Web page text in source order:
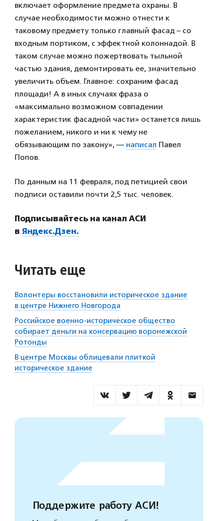
включает оформление предмета охраны. В
случае необходимости можно отнести к
таковому предмету только главный фасад – со
входным портиком, с эффектной колоннадой. В
таком случае можно пожертвовать тыльной
частью здания, демонтировать ее, значительно
увеличить объем. Главное: сохраним фасад
площади! А в иных случаях фраза о
«максимально возможном совпадении
характеристик фасадной части» останется лишь
пожеланием, никого и ни к чему не
обязывающим по закону», — написал Павел
Попов.
По данным на 11 февраля, под петицией свои
подписи оставили почти 2,5 тыс. человек.
Подписывайтесь на канал АСИ
в Яндекс.Дзен.
Читать еще
Волонтеры восстановили историческое здание
в центре Нижнего Новгорода
Российское военно-историческое общество
собирает деньги на консервацию воронежской
Ротонды
В центре Москвы облицевали плиткой
историческое здание
Поддержите работу АСИ!